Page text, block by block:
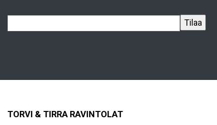
TORVI & TIRRA RAVINTOLAT